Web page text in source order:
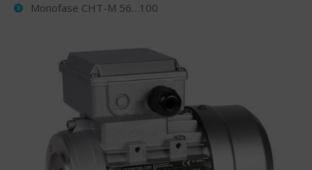
Monofase CHT-M 56…100